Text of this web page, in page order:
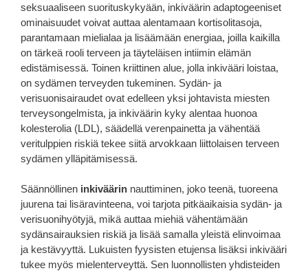
seksuaaliseen suorituskykyään, inkiväärin adaptogeeniset
ominaisuudet voivat auttaa alentamaan kortisolitasoja,
parantamaan mielialaa ja lisäämään energiaa, joilla kaikilla
on tärkeä rooli terveen ja täyteläisen intiimin elämän
edistämisessä. Toinen kriittinen alue, jolla inkivääri loistaa,
on sydämen terveyden tukeminen. Sydän- ja
verisuonisairaudet ovat edelleen yksi johtavista miesten
terveysongelmista, ja inkiväärin kyky alentaa huonoa
kolesterolia (LDL), säädellä verenpainetta ja vähentää
veritulppien riskiä tekee siitä arvokkaan liittolaisen terveen
sydämen ylläpitämisessä.
Säännöllinen inkiväärin nauttiminen, joko teenä, tuoreena
juurena tai lisäravinteena, voi tarjota pitkäaikaisia ​​sydän- ja
verisuonihyötyjä, mikä auttaa miehiä vähentämään
sydänsairauksien riskiä ja lisää samalla yleistä elinvoimaa
ja kestävyyttä. Lukuisten fyysisten etujensa lisäksi inkivääri
tukee myös mielenterveyttä. Sen luonnollisten yhdisteiden